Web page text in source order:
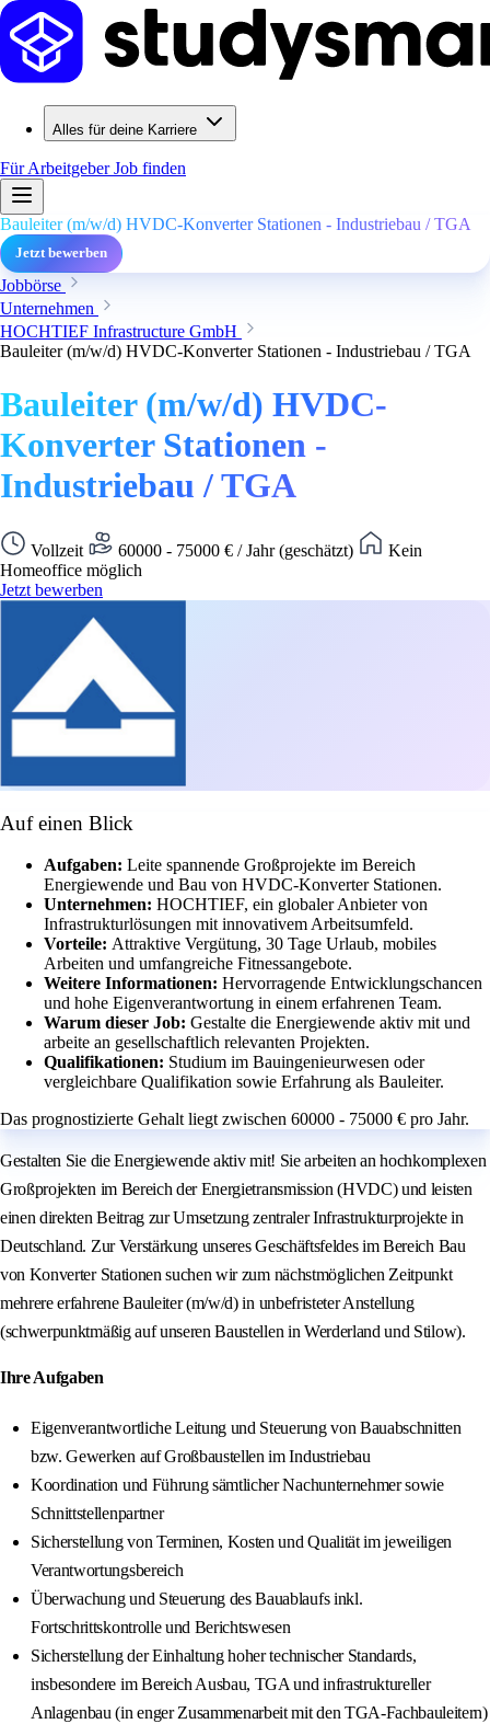
Alles für deine Karriere
Für ArbeitgeberJob finden
Bauleiter (m/w/d) HVDC-Konverter Stationen - Industriebau / TGA
Jetzt bewerben
Jobbörse
Unternehmen
HOCHTIEF Infrastructure GmbH
Bauleiter (m/w/d) HVDC-Konverter Stationen - Industriebau / TGA
Bauleiter (m/w/d) HVDC-
Konverter Stationen -
Industriebau / TGA
Vollzeit 60000 - 75000 € / Jahr (geschätzt)
Kein
Homeoffice möglich
Jetzt bewerben
Auf einen Blick
Aufgaben: Leite spannende Großprojekte im Bereich
Energiewende und Bau von HVDC-Konverter Stationen.
Unternehmen: HOCHTIEF, ein globaler Anbieter von
Infrastrukturlösungen mit innovativem Arbeitsumfeld.
Vorteile: Attraktive Vergütung, 30 Tage Urlaub, mobiles
Arbeiten und umfangreiche Fitnessangebote.
Weitere Informationen: Hervorragende Entwicklungschancen
und hohe Eigenverantwortung in einem erfahrenen Team.
Warum dieser Job: Gestalte die Energiewende aktiv mit und
arbeite an gesellschaftlich relevanten Projekten.
Qualifikationen: Studium im Bauingenieurwesen oder
vergleichbare Qualifikation sowie Erfahrung als Bauleiter.
Das prognostizierte Gehalt liegt zwischen 60000 - 75000 € pro Jahr.
Gestalten Sie die Energiewende aktiv mit! Sie arbeiten an hochkomplexen
Großprojekten im Bereich der Energietransmission (HVDC) und leisten
einen direkten Beitrag zur Umsetzung zentraler Infrastrukturprojekte in
Deutschland. Zur Verstärkung unseres Geschäftsfeldes im Bereich Bau
von Konverter Stationen suchen wir zum nächstmöglichen Zeitpunkt
mehrere erfahrene Bauleiter (m/w/d) in unbefristeter Anstellung
(schwerpunktmäßig auf unseren Baustellen in Werderland und Stilow).
Ihre Aufgaben
Eigenverantwortliche Leitung und Steuerung von Bauabschnitten
bzw. Gewerken auf Großbaustellen im Industriebau
Koordination und Führung sämtlicher Nachunternehmer sowie
Schnittstellenpartner
Sicherstellung von Terminen, Kosten und Qualität im jeweiligen
Verantwortungsbereich
Überwachung und Steuerung des Bauablaufs inkl.
Fortschrittskontrolle und Berichtswesen
Sicherstellung der Einhaltung hoher technischer Standards,
insbesondere im Bereich Ausbau, TGA und infrastruktureller
Anlagenbau (in enger Zusammenarbeit mit den TGA-Fachbauleitern)